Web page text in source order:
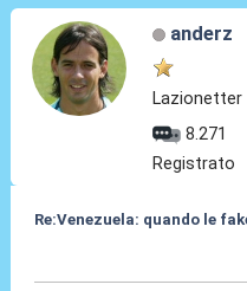
anderz
Lazionetter
8.271
Registrato
Re:Venezuela: quando le